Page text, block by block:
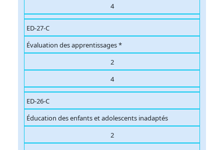
4
ED-27-C
Évaluation des apprentissages *
2
4
ED-26-C
Éducation des enfants et adolescents inadaptés
2